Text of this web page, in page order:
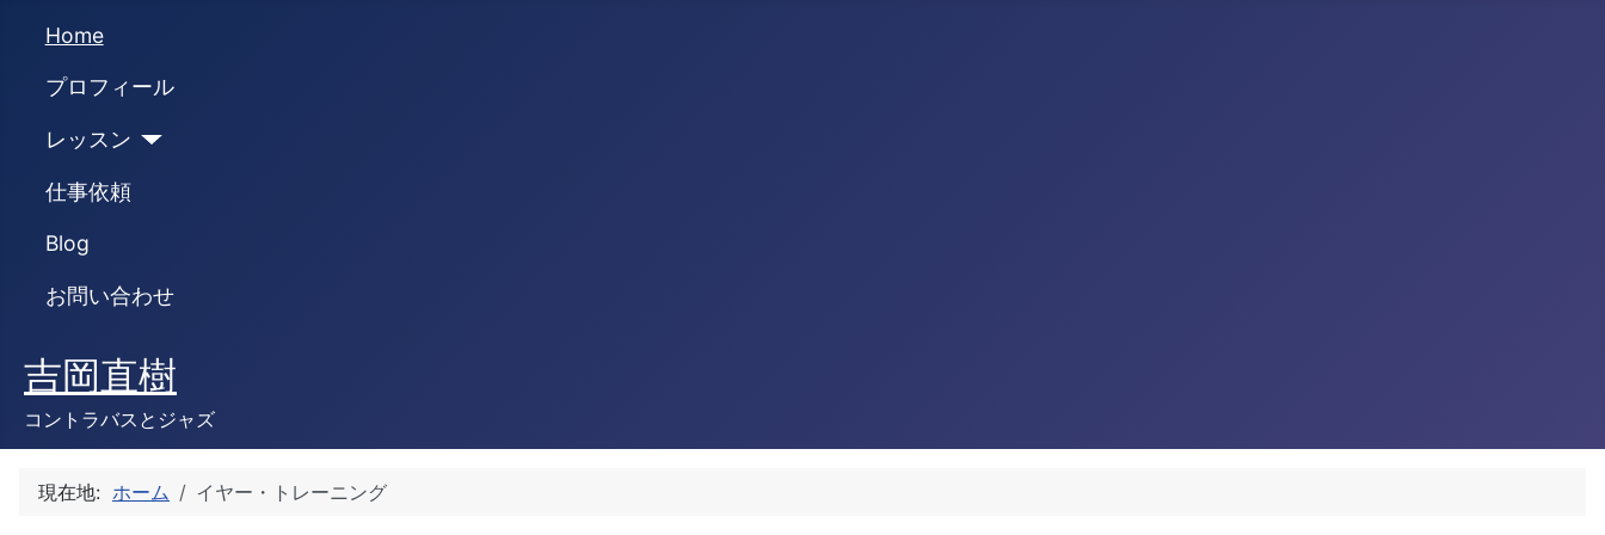
Home
プロフィール
レッスン
仕事依頼
Blog
お問い合わせ
吉岡直樹
コントラバスとジャズ
現在地: ホーム イヤー・トレーニング